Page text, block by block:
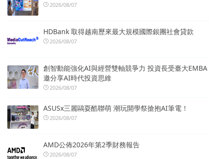
2026/08/07
HDBank 取得越南歷來最大規模國際銀團社會貸款
2026/08/07
創智動能強化AI與經營雙軸競爭力 投資長受臺大EMBA
邀分享AI時代投資思維
2026/08/07
ASUSx三麗鷗耍酷聯萌 潮玩開學祭搶抱AI筆電！
2026/08/07
AMD公佈2026年第2季財務報告
2026/08/07